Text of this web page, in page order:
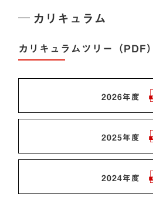
カリキュラム
カリキュラムツリー（PDF）
2026年度
2025年度
2024年度